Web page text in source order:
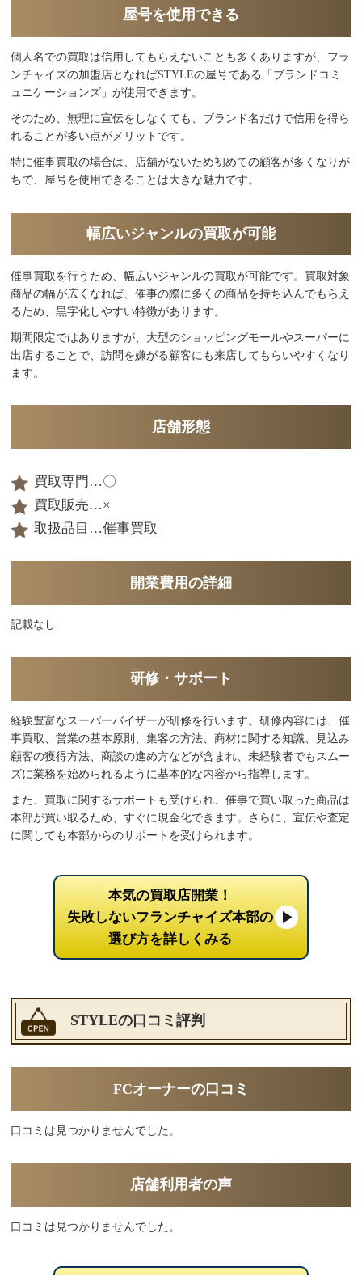
屋号を使用できる
個人名での買取は信用してもらえないことも多くありますが、フラ
ンチャイズの加盟店となればSTYLEの屋号である「ブランドコミ
ュニケーションズ」が使用できます。
そのため、無理に宣伝をしなくても、ブランド名だけで信用を得ら
れることが多い点がメリットです。
特に催事買取の場合は、店舗がないため初めての顧客が多くなりが
ちで、屋号を使用できることは大きな魅力です。
幅広いジャンルの買取が可能
催事買取を行うため、幅広いジャンルの買取が可能です。買取対象
商品の幅が広くなれば、催事の際に多くの商品を持ち込んでもらえ
るため、黒字化しやすい特徴があります。
期間限定ではありますが、大型のショッピングモールやスーパーに
出店することで、訪問を嫌がる顧客にも来店してもらいやすくなり
ます。
店舗形態
買取専門…〇
買取販売…×
取扱品目…催事買取
開業費用の詳細
記載なし
研修・サポート
経験豊富なスーパーバイザーが研修を行います。研修内容には、催
事買取、営業の基本原則、集客の方法、商材に関する知識、見込み
顧客の獲得方法、商談の進め方などが含まれ、未経験者でもスムー
ズに業務を始められるように基本的な内容から指導します。
また、買取に関するサポートも受けられ、催事で買い取った商品は
本部が買い取るため、すぐに現金化できます。さらに、宣伝や査定
に関しても本部からのサポートを受けられます。
本気の買取店開業！
失敗しないフランチャイズ本部の
選び方を詳しくみる
STYLEの口コミ評判
FCオーナーの口コミ
口コミは見つかりませんでした。
店舗利用者の声
口コミは見つかりませんでした。